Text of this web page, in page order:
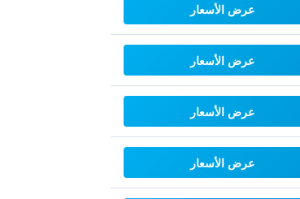
عرض الأسعار
عرض الأسعار
عرض الأسعار
عرض الأسعار